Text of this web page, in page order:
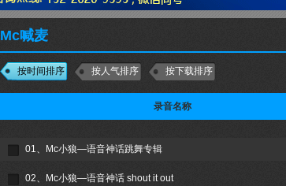
Mc喊麦
按时间排序 按人气排序 按下载排序
录音名称
01、Mc小狼—语音神话跳舞专辑
02、Mc小狼—语音神话 shout it out